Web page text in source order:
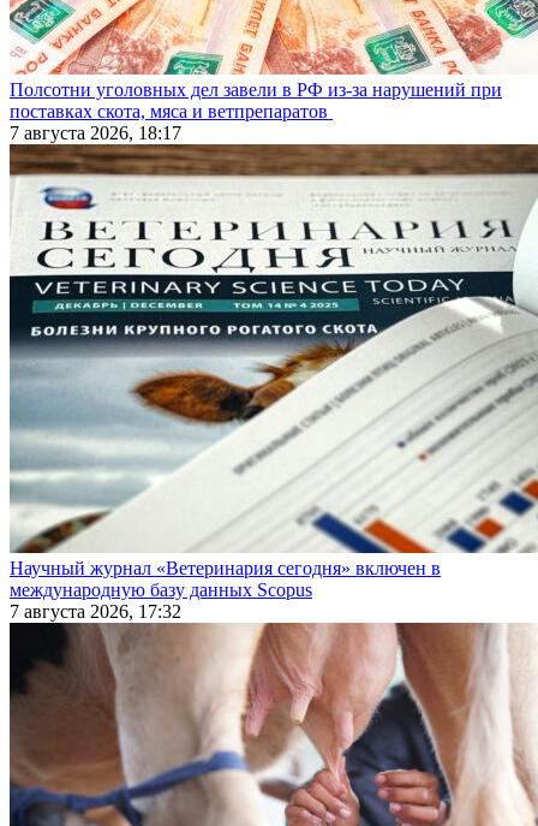
Полсотни уголовных дел завели в РФ из-за нарушений при
поставках скота, мяса и ветпрепаратов
7 августа 2026, 18:17
Научный журнал «Ветеринария сегодня» включен в
международную базу данных Scopus
7 августа 2026, 17:32